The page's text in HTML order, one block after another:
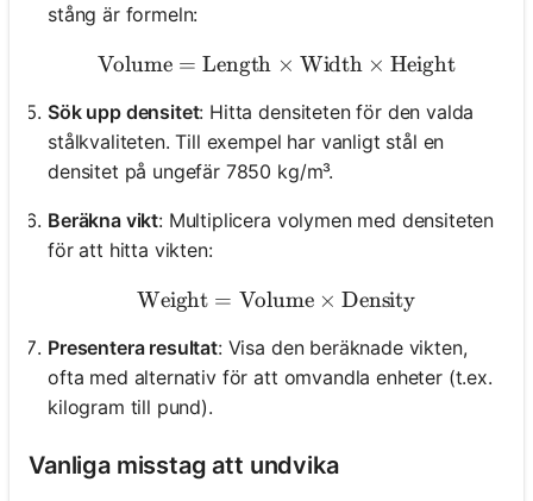
stång är formeln:
\text{Volume} =
Volume = Length × Width × Height
Sök upp densitet: Hitta densiteten för den valda
stålkvaliteten. Till exempel har vanligt stål en
densitet på ungefär 7850 kg/m³.
Beräkna vikt: Multiplicera volymen med densiteten
för att hitta vikten:
\text{Weight} =
Weight = Volume × Density
Presentera resultat: Visa den beräknade vikten,
ofta med alternativ för att omvandla enheter (t.ex.
kilogram till pund).
Vanliga misstag att undvika